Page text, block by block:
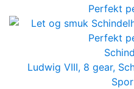
Ludwig VIII, 8 gear,